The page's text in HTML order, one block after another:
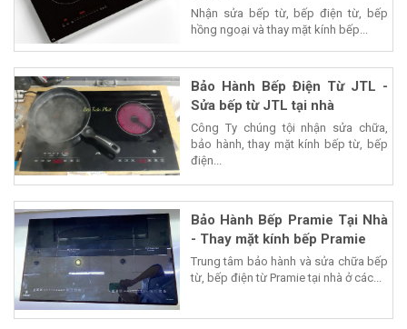
Nhận sửa bếp từ, bếp điện từ, bếp
hồng ngoại và thay mặt kính bếp...
Bảo Hành Bếp Điện Từ JTL -
Sửa bếp từ JTL tại nhà
Công Ty chúng tội nhận sửa chữa,
bảo hành, thay mặt kính bếp từ, bếp
điện...
Bảo Hành Bếp Pramie Tại Nhà
- Thay mặt kính bếp Pramie
Trung tâm bảo hành và sửa chữa bếp
từ, bếp điện từ Pramie tại nhà ở các...